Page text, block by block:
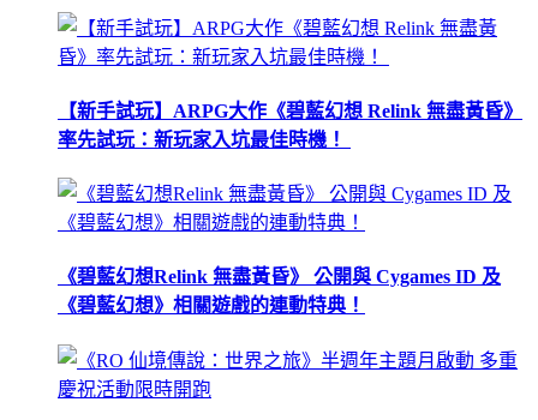
【新手試玩】ARPG大作《碧藍幻想 Relink 無盡黃昏》
率先試玩：新玩家入坑最佳時機！
《碧藍幻想Relink 無盡黃昏》 公開與 Cygames ID 及
《碧藍幻想》相關遊戲的連動特典！